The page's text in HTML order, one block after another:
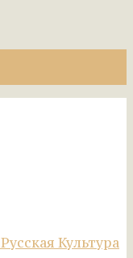
Русская Культура